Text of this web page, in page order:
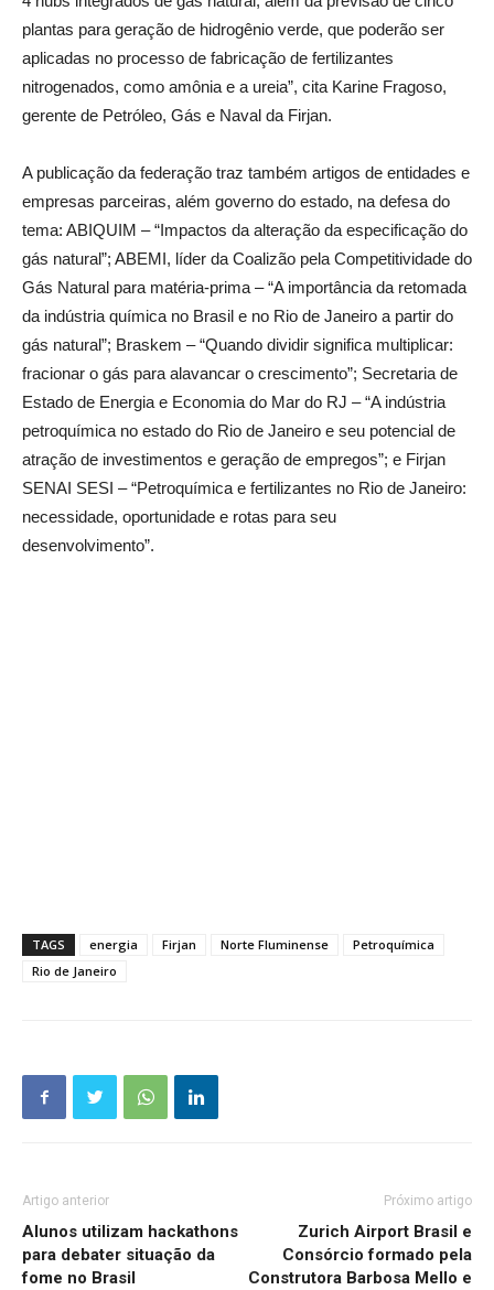
plantas para geração de hidrogênio verde, que poderão ser
aplicadas no processo de fabricação de fertilizantes
nitrogenados, como amônia e a ureia”, cita Karine Fragoso,
gerente de Petróleo, Gás e Naval da Firjan.
A publicação da federação traz também artigos de entidades e
empresas parceiras, além governo do estado, na defesa do
tema: ABIQUIM – “Impactos da alteração da especificação do
gás natural”; ABEMI, líder da Coalizão pela Competitividade do
Gás Natural para matéria-prima – “A importância da retomada
da indústria química no Brasil e no Rio de Janeiro a partir do
gás natural”; Braskem – “Quando dividir significa multiplicar:
fracionar o gás para alavancar o crescimento”; Secretaria de
Estado de Energia e Economia do Mar do RJ – “A indústria
petroquímica no estado do Rio de Janeiro e seu potencial de
atração de investimentos e geração de empregos”; e Firjan
SENAI SESI – “Petroquímica e fertilizantes no Rio de Janeiro:
necessidade, oportunidade e rotas para seu
desenvolvimento”.
TAGS energia Firjan Norte Fluminense
Petroquímica
Rio de Janeiro
Artigo anterior
Alunos utilizam hackathons
para debater situação da
fome no Brasil
Próximo artigo
Zurich Airport Brasil e
Consórcio formado pela
Construtora Barbosa Mello e